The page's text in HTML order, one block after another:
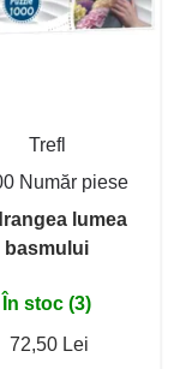
Trefl
Număr piese
lumea
basmului
În stoc (3)
72,50 Lei